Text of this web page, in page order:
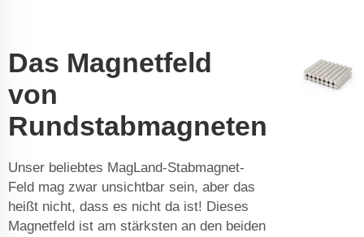
Das Magnetfeld
von
Rundstabmagneten
Unser beliebtes MagLand-Stabmagnet-
Feld mag zwar unsichtbar sein, aber das
heißt nicht, dass es nicht da ist! Dieses
Magnetfeld ist am stärksten an den beiden